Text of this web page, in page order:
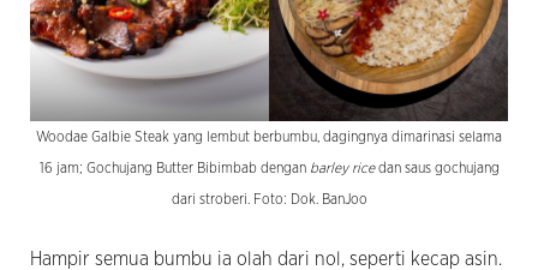
Woodae Galbie Steak yang lembut berbumbu, dagingnya dimarinasi selama
16 jam; Gochujang Butter Bibimbab dengan barley ricedan saus gochujang
dari stroberi. Foto: Dok. BanJoo
Hampir semua bumbu ia olah dari nol, seperti kecap asin.